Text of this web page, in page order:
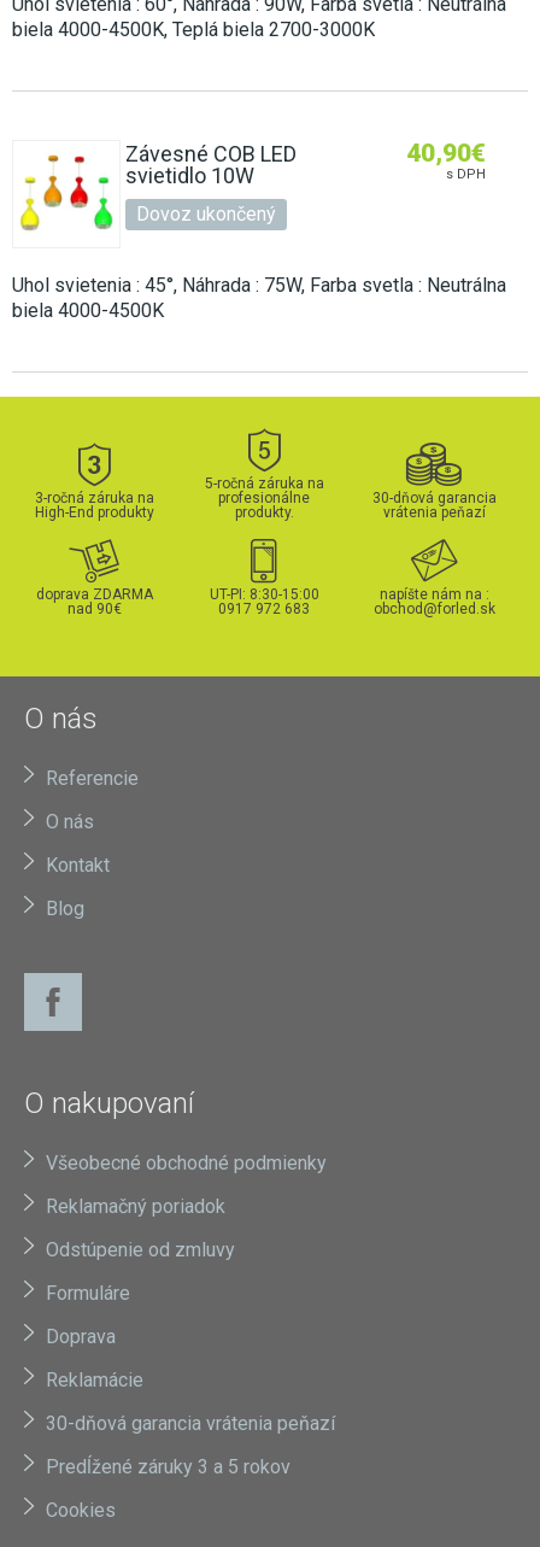
biela 4000-4500K, Teplá biela 2700-3000K
Závesné COB LED
svietidlo 10W
Dovoz ukončený
40,90€
s DPH
Uhol svietenia : 45°, Náhrada : 75W, Farba svetla : Neutrálna
biela 4000-4500K
3-ročná záruka na
High-End produkty
5-ročná záruka na
profesionálne
produkty.
30-dňová garancia
vrátenia peňazí
doprava ZDARMA
nad 90€
UT-PI: 8:30-15:00
0917 972 683
napíšte nám na :
obchod@forled.sk
O nás
Referencie
O nás
Kontakt
Blog
O nakupovaní
Všeobecné obchodné podmienky
Reklamačný poriadok
Odstúpenie od zmluvy
Formuláre
Doprava
Reklamácie
30-dňová garancia vrátenia peňazí
Predĺžené záruky 3 a 5 rokov
Cookies